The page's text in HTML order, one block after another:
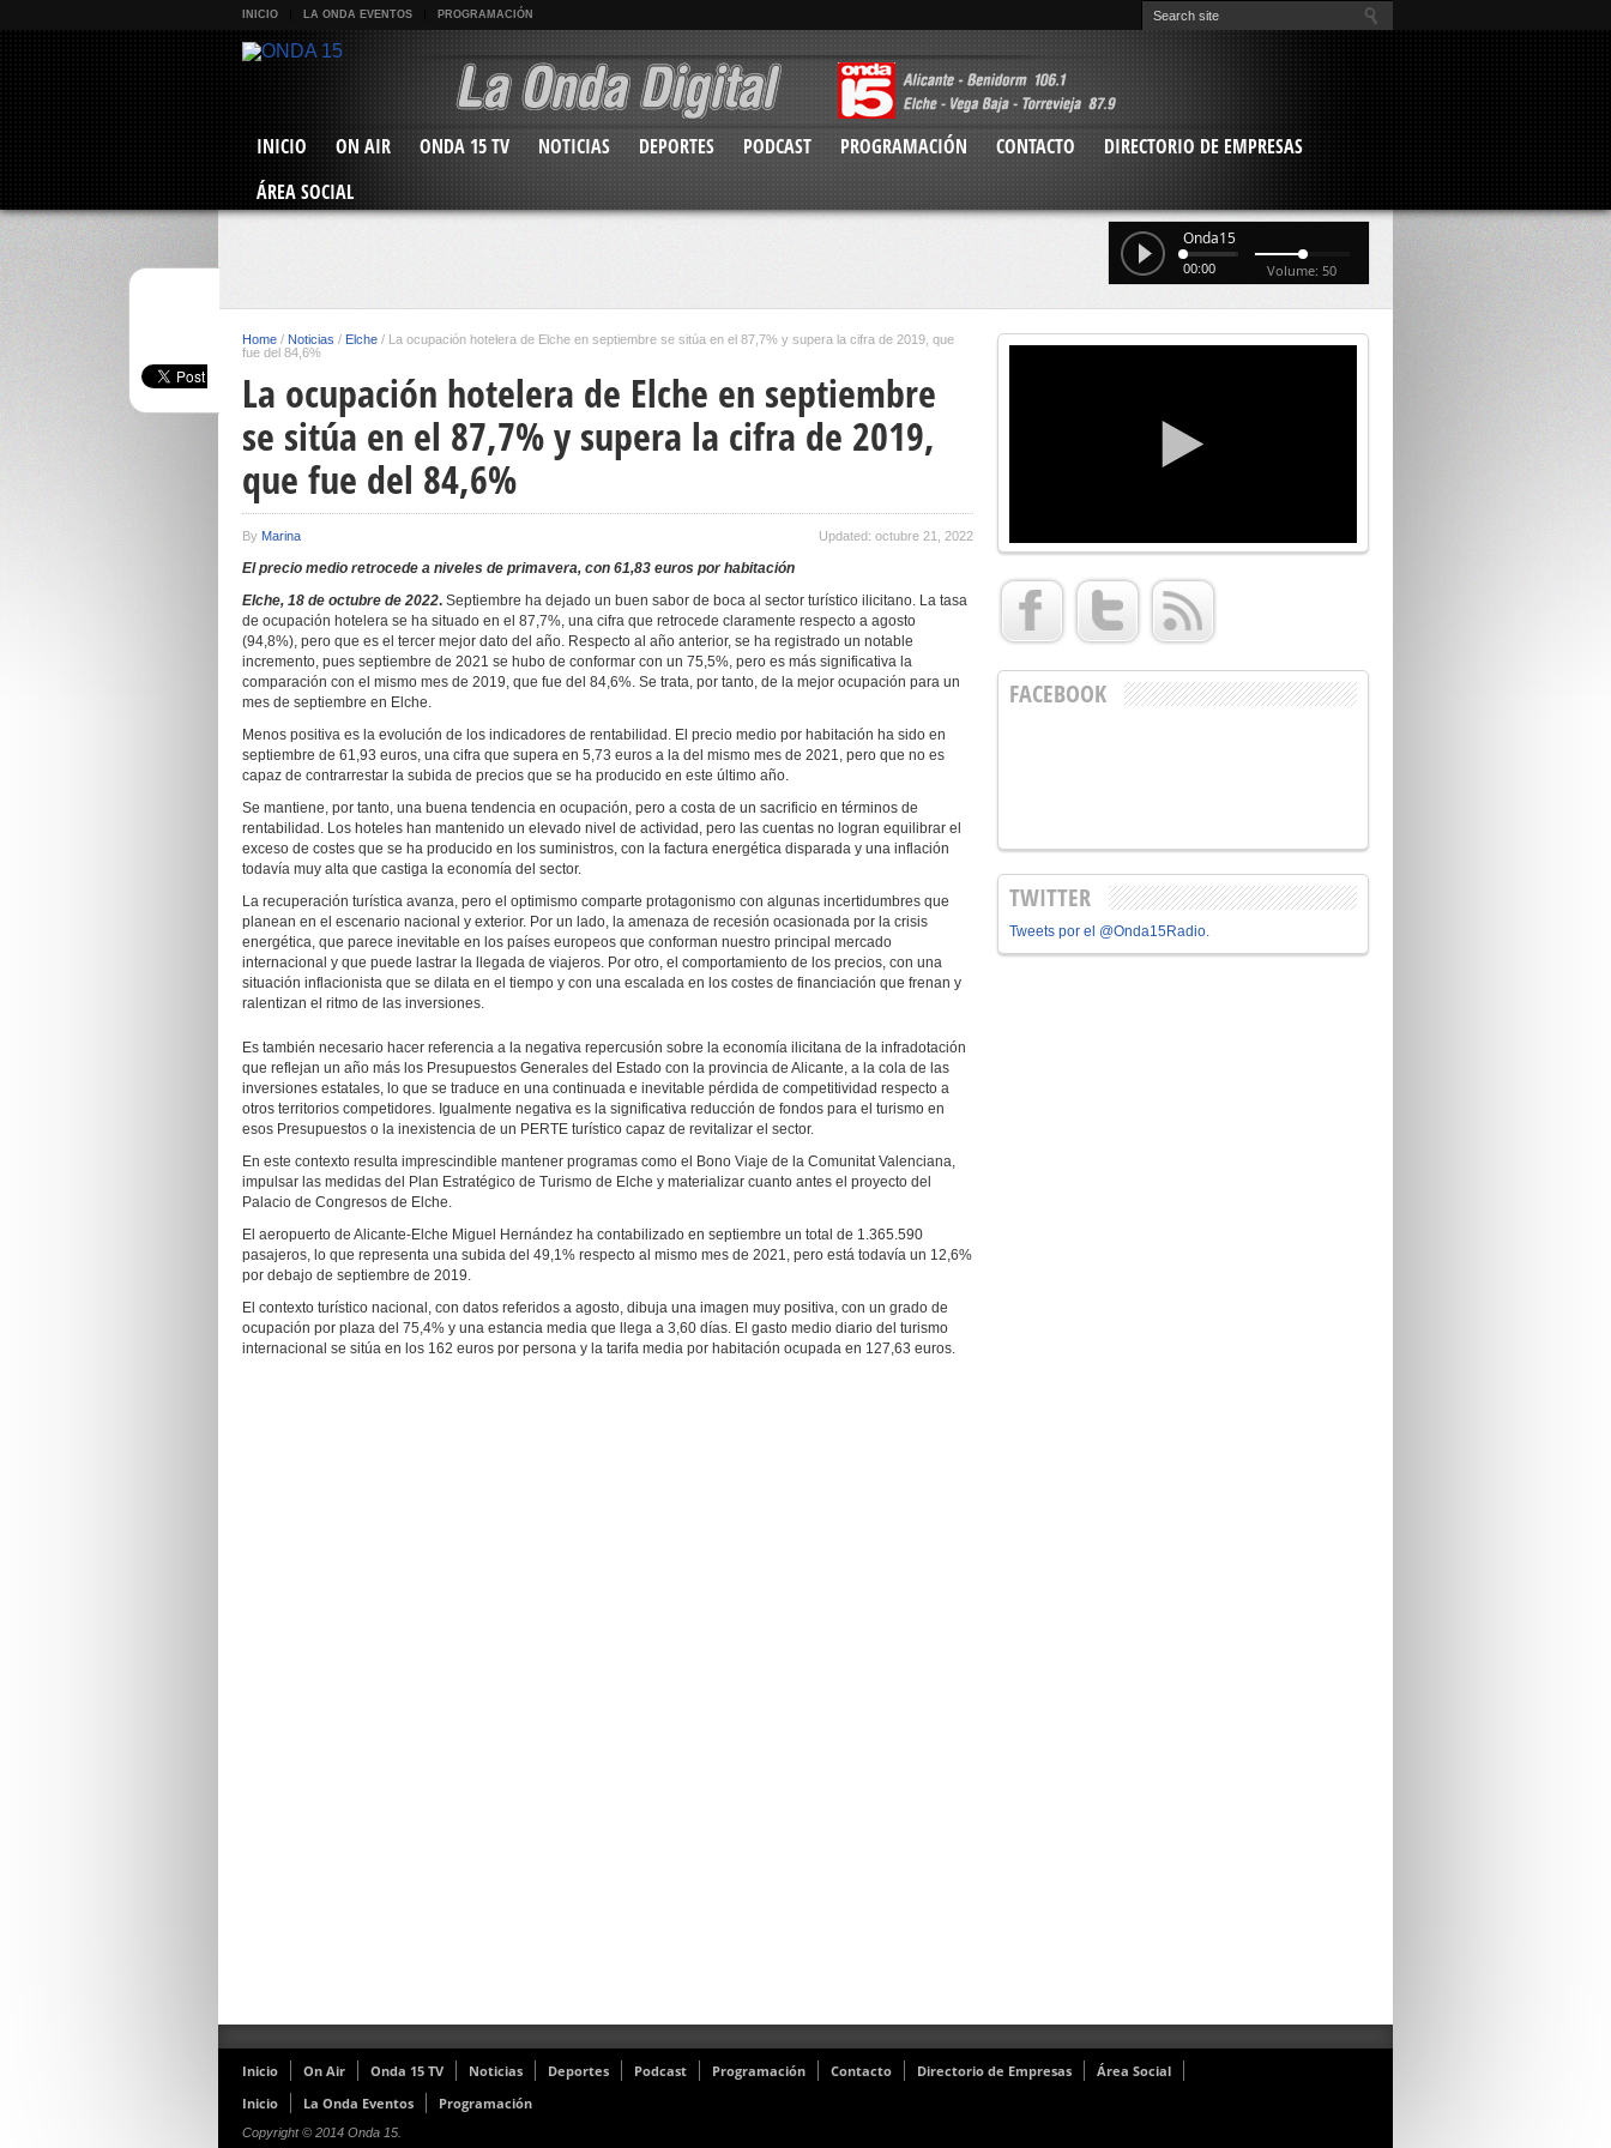
INICIO LA ONDA EVENTOS PROGRAMACIÓN
INICIO ON AIR ONDA 15 TV NOTICIAS DEPORTES PODCAST PROGRAMACIÓN CONTACTO
DIRECTORIO DE EMPRESAS
ÁREA SOCIAL
Onda15
00:00 Volume: 50
Home / Noticias / Elche / La ocupación hotelera de Elche en septiembre se sitúa en el 87,7% y supera la cifra de 2019, que
fue del 84,6%
La ocupación hotelera de Elche en septiembre
se sitúa en el 87,7% y supera la cifra de 2019,
que fue del 84,6%
By Marina Updated: octubre 21, 2022
El precio medio retrocede a niveles de primavera, con 61,83 euros por habitación
Elche, 18 de octubre de 2022. Septiembre ha dejado un buen sabor de boca al sector turístico ilicitano. La tasa
de ocupación hotelera se ha situado en el 87,7%, una cifra que retrocede claramente respecto a agosto
(94,8%), pero que es el tercer mejor dato del año. Respecto al año anterior, se ha registrado un notable
incremento, pues septiembre de 2021 se hubo de conformar con un 75,5%, pero es más significativa la
comparación con el mismo mes de 2019, que fue del 84,6%. Se trata, por tanto, de la mejor ocupación para un
mes de septiembre en Elche.
Menos positiva es la evolución de los indicadores de rentabilidad. El precio medio por habitación ha sido en
septiembre de 61,93 euros, una cifra que supera en 5,73 euros a la del mismo mes de 2021, pero que no es
capaz de contrarrestar la subida de precios que se ha producido en este último año.
Se mantiene, por tanto, una buena tendencia en ocupación, pero a costa de un sacrificio en términos de
rentabilidad. Los hoteles han mantenido un elevado nivel de actividad, pero las cuentas no logran equilibrar el
exceso de costes que se ha producido en los suministros, con la factura energética disparada y una inflación
todavía muy alta que castiga la economía del sector.
La recuperación turística avanza, pero el optimismo comparte protagonismo con algunas incertidumbres que
planean en el escenario nacional y exterior. Por un lado, la amenaza de recesión ocasionada por la crisis
energética, que parece inevitable en los países europeos que conforman nuestro principal mercado
internacional y que puede lastrar la llegada de viajeros. Por otro, el comportamiento de los precios, con una
situación inflacionista que se dilata en el tiempo y con una escalada en los costes de financiación que frenan y
ralentizan el ritmo de las inversiones.
Es también necesario hacer referencia a la negativa repercusión sobre la economía ilicitana de la infradotación
que reflejan un año más los Presupuestos Generales del Estado con la provincia de Alicante, a la cola de las
inversiones estatales, lo que se traduce en una continuada e inevitable pérdida de competitividad respecto a
otros territorios competidores. Igualmente negativa es la significativa reducción de fondos para el turismo en
esos Presupuestos o la inexistencia de un PERTE turístico capaz de revitalizar el sector.
En este contexto resulta imprescindible mantener programas como el Bono Viaje de la Comunitat Valenciana,
impulsar las medidas del Plan Estratégico de Turismo de Elche y materializar cuanto antes el proyecto del
Palacio de Congresos de Elche.
El aeropuerto de Alicante-Elche Miguel Hernández ha contabilizado en septiembre un total de 1.365.590
pasajeros, lo que representa una subida del 49,1% respecto al mismo mes de 2021, pero está todavía un 12,6%
por debajo de septiembre de 2019.
El contexto turístico nacional, con datos referidos a agosto, dibuja una imagen muy positiva, con un grado de
ocupación por plaza del 75,4% y una estancia media que llega a 3,60 días. El gasto medio diario del turismo
internacional se sitúa en los 162 euros por persona y la tarifa media por habitación ocupada en 127,63 euros.
FACEBOOK
TWITTER
Tweets por el @Onda15Radio.
Inicio On Air Onda 15 TV Noticias Deportes Podcast Programación Contacto Directorio de Empresas
Área Social
Inicio
La Onda Eventos Programación
Copyright © 2014 Onda 15.